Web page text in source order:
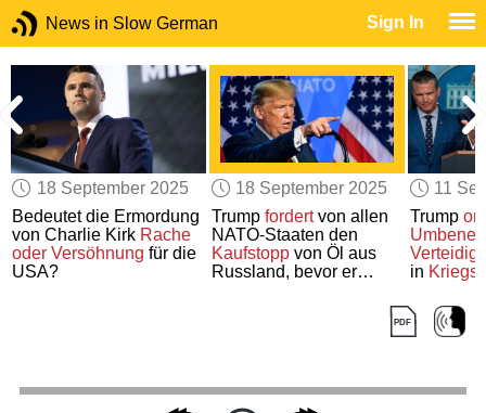
News in Slow German Sign In
18 September 2025
Bedeutet die Ermordung
von Charlie Kirk Rache
oder Versöhnung für die
USA?
18 September 2025
Trump fordertvon allen
NATO-Staaten den
Kaufstoppvon Öl aus
Russland, bevor er
11
Trump
in